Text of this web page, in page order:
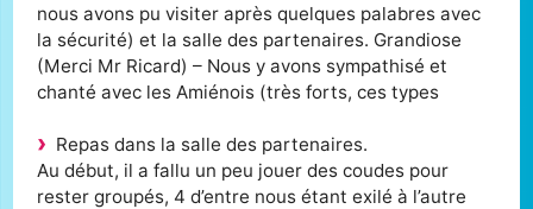
nous avons pu visiter après quelques palabres avec
la sécurité) et la salle des partenaires. Grandiose
(Merci Mr Ricard) – Nous y avons sympathisé et
chanté avec les Amiénois (très forts, ces types
Repas dans la salle des partenaires.
Au début, il a fallu un peu jouer des coudes pour
rester groupés, 4 d’entre nous étant exilé à l’autre